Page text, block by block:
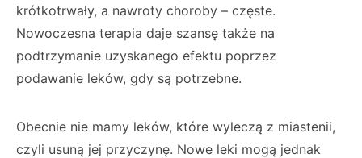
krótkotrwały, a nawroty choroby – częste.
Nowoczesna terapia daje szansę także na
podtrzymanie uzyskanego efektu poprzez
podawanie leków, gdy są potrzebne.
Obecnie nie mamy leków, które wyleczą z miastenii,
czyli usuną jej przyczynę. Nowe leki mogą jednak